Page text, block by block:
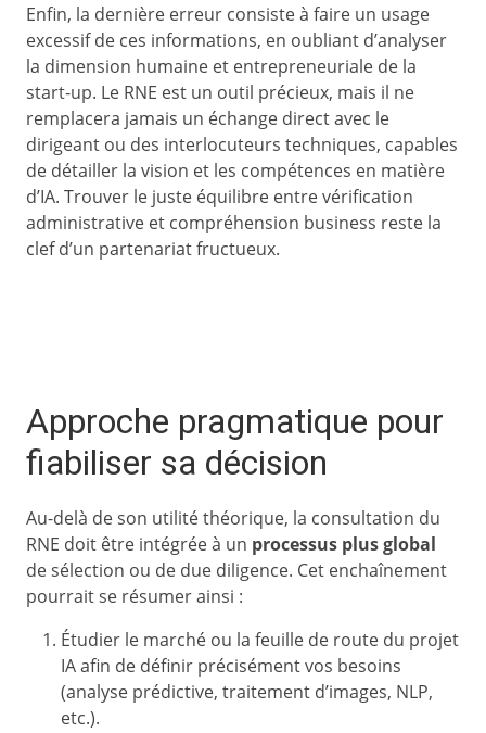
Enfin, la dernière erreur consiste à faire un usage
excessif de ces informations, en oubliant d’analyser
la dimension humaine et entrepreneuriale de la
start-up. Le RNE est un outil précieux, mais il ne
remplacera jamais un échange direct avec le
dirigeant ou des interlocuteurs techniques, capables
de détailler la vision et les compétences en matière
d’IA. Trouver le juste équilibre entre vérification
administrative et compréhension business reste la
clef d’un partenariat fructueux.
Approche pragmatique pour
fiabiliser sa décision
Au-delà de son utilité théorique, la consultation du
RNE doit être intégrée à un processus plus global
de sélection ou de due diligence. Cet enchaînement
pourrait se résumer ainsi :
Étudier le marché ou la feuille de route du projet
IA afin de définir précisément vos besoins
(analyse prédictive, traitement d’images, NLP,
etc.).